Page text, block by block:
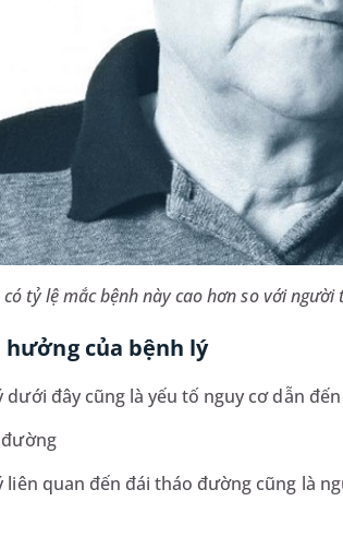
tỷ lệ mắc bệnh này cao hơn so với người
hưởng của bệnh lý
dưới đây cũng là yếu tố nguy cơ dẫn
liên quan đến đái tháo đường cũng là